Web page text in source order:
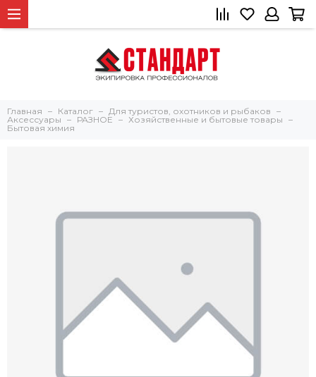
Главная Каталог
Для туристов, охотников и рыбаков
Аксессуары
РАЗНОЕ
Хозяйственные и бытовые товары
Бытовая химия